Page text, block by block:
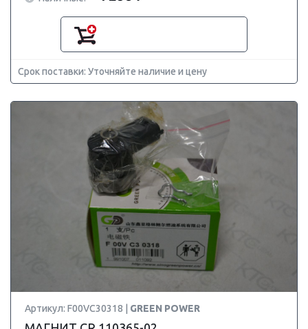
Срок поставки: Уточняйте наличие и цену
Артикул: F00VC30318 | GREEN POWER